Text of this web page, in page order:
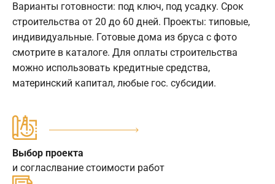
Варианты готовности: под ключ, под усадку. Срок
строительства от 20 до 60 дней. Проекты: типовые,
индивидуальные. Готовые дома из бруса с фото
смотрите в каталоге. Для оплаты строительства
можно использовать кредитные средства,
материнский капитал, любые гос. субсидии.
Выбор проекта
и согласлвание стоимости работ